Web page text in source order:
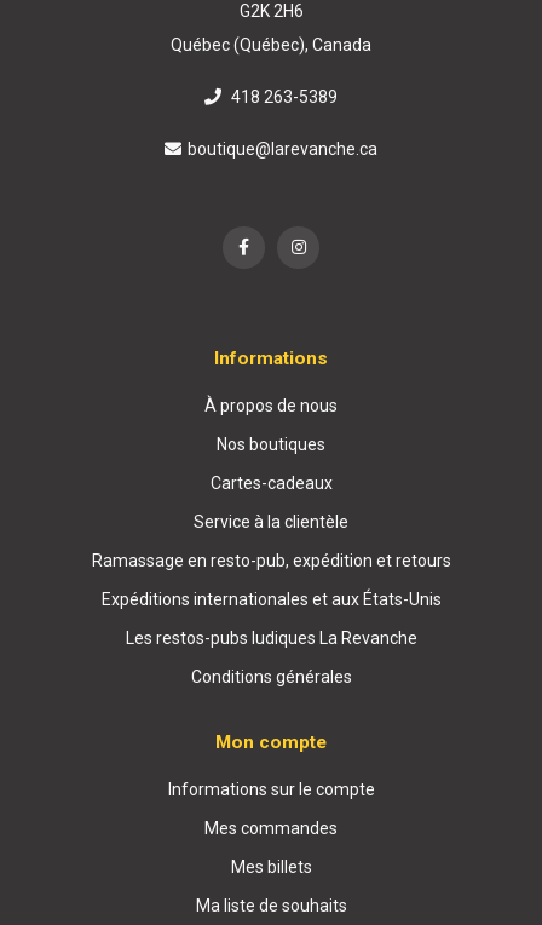
G2K 2H6
Québec (Québec), Canada
418 263-5389
boutique@larevanche.ca
Informations
À propos de nous
Nos boutiques
Cartes-cadeaux
Service à la clientèle
Ramassage en resto-pub, expédition et retours
Expéditions internationales et aux États-Unis
Les restos-pubs ludiques La Revanche
Conditions générales
Mon compte
Informations sur le compte
Mes commandes
Mes billets
Ma liste de souhaits